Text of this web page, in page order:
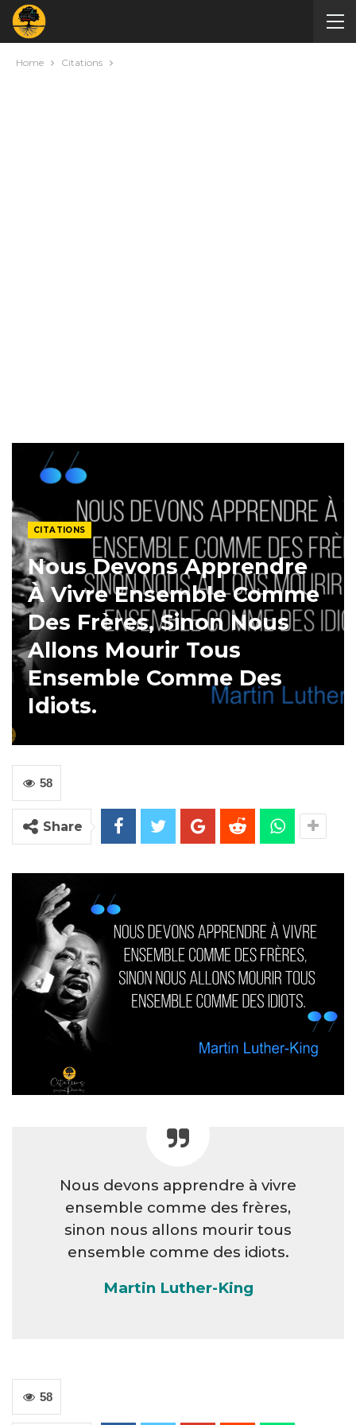
Home Citations
CITATIONS
Nous Devons Apprendre
À Vivre Ensemble Comme
Des Frères, Sinon Nous
Allons Mourir Tous
Ensemble Comme Des
Idiots.
58
Share
Nous devons apprendre à vivre
ensemble comme des frères,
sinon nous allons mourir tous
ensemble comme des idiots.
Martin Luther-King
58